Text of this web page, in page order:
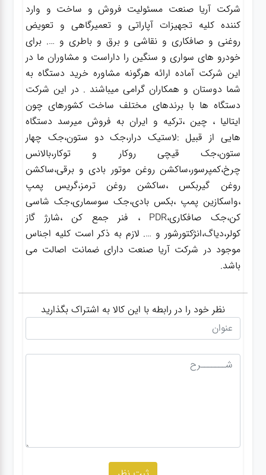
شرکت آریا صنعت مسئولیت فروش و ساخت و وارد
کننده کلیه تجهیزات آپاراتی و تعمیرگاهی و تعویض
روغنی و صافکاری و نقاشی و برق و باطری و …. برای
خودرو های سواری و سنگین را داراست و مشاوران ما در
این شرکت آماده ارائه هرگونه مشاوره خرید دستگاه به
شما دوستان و همکاران گرامی میباشند . در این شرکت
دستگاه ها با برندهای مختلف ساخت کشورهای چون
ایتالیا ، چین ،ترکیه و ایران به فروش میرسد دستگاه
هایی از قبیل :لاستیک درار،جک دو ستون،جک چهار
ستون،جک قیچی روکار و توکار،بالانس
چرخ،کمپرسور،ساکشن روغن موتور بادی و برقی،ساکشن
روغن گیربکس ،ساکشن روغن ترمز،گریس پمپ
،واسکازین پمپ ،بکس بادی،جک سوسماری،جک شاسی
کن،جک صافکاری،PDR ، فنر جمع کن ،شارژ گاز
کولر،دیاگ،انژکتورشور و …. لازم به ذکر است کلیه اجناس
موجود در شرکت آریا صنعت دارای ضمانت اصالت می
باشد.
نظر خود را در رابطه با این کالا به اشتراک بگذارید